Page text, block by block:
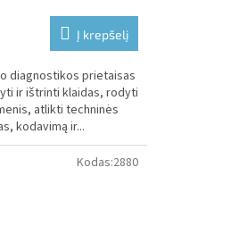
Į krepšelį
diagnostikos prietaisas
ir ištrinti klaidas, rodyti
atlikti techninės
kodavimą ir...
Kodas:2880